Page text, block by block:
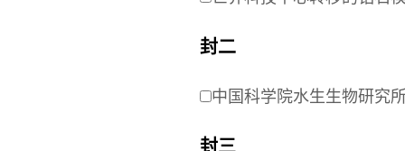
封二
中国科学院水生生物研究
封三